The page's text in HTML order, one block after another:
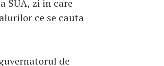
SUA, zi in care
ce se cauta
de